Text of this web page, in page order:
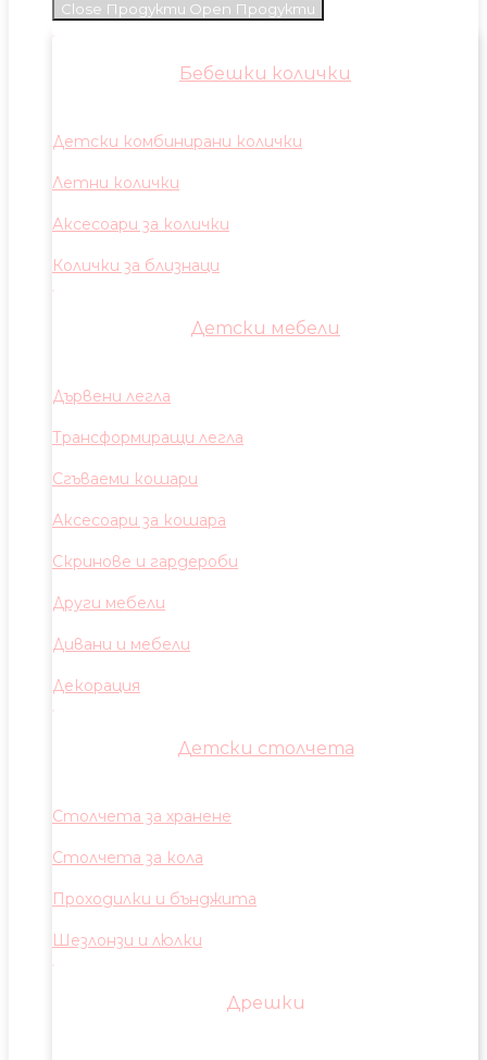
Close Продукти Open Продукти
Бебешки колички
Детски комбинирани колички
Летни колички
Аксесоари за колички
Колички за близнаци
Детски мебели
Дървени легла
Трансформиращи легла
Сгъваеми кошари
Аксесоари за кошара
Скринове и гардероби
Други мебели
Дивани и мебели
Декорация
Детски столчета
Столчета за хранене
Столчета за кола
Проходилки и бънджита
Шезлонзи и люлки
Дрешки